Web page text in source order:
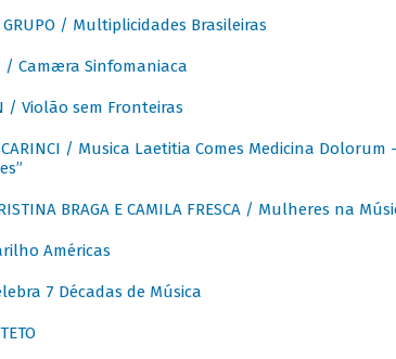
GRUPO / Multiplicidades Brasileiras
/ Camæra Sinfomaniaca
/ Violão sem Fronteiras
/ Musica Laetitia Comes Medicina
BRAGA E CAMILA FRESCA / Mulheres na
Américas
7 Décadas de Música